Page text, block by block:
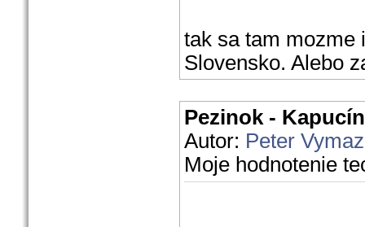
tak sa tam mozme
Slovensko. Alebo
Pezinok -
Autor: Peter
Moje hodnotenie